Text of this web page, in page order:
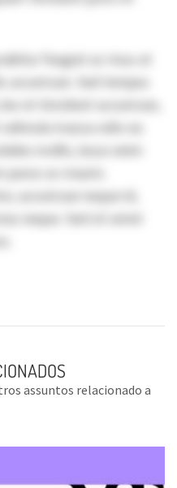
feugiat ac risus at
Sed tempus
et tincidunt accumsan,
massa odio eu
mollis, lacus enim
ac mauris.
accumsan neque id,
neque. Sed sit amet
assuntos relacionado a